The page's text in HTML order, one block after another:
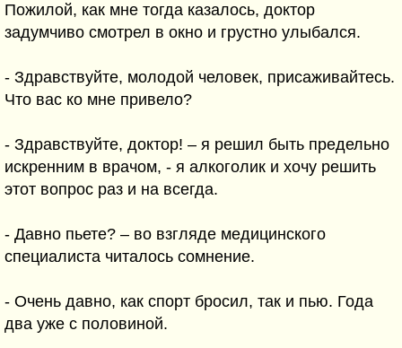
Пожилой, как мне тогда казалось, доктор
задумчиво смотрел в окно и грустно улыбался.
- Здравствуйте, молодой человек, присаживайтесь.
Что вас ко мне привело?
- Здравствуйте, доктор! – я решил быть предельно
искренним в врачом, - я алкоголик и хочу решить
этот вопрос раз и на всегда.
- Давно пьете? – во взгляде медицинского
специалиста читалось сомнение.
- Очень давно, как спорт бросил, так и пью. Года
два уже с половиной.